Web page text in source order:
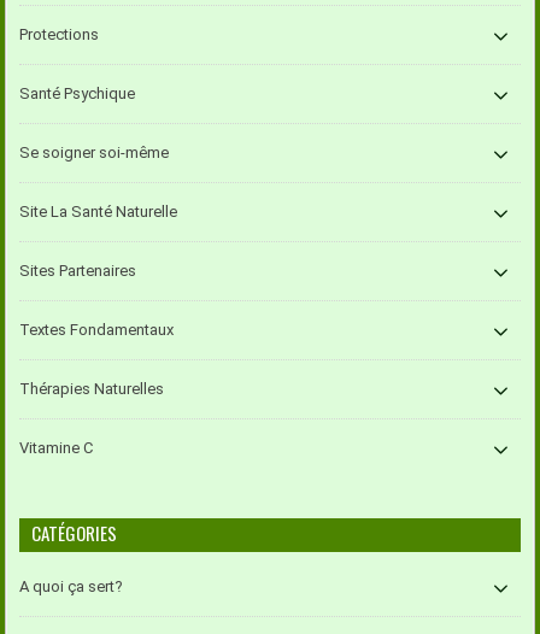
Protections
Santé Psychique
Se soigner soi-même
Site La Santé Naturelle
Sites Partenaires
Textes Fondamentaux
Thérapies Naturelles
Vitamine C
CATÉGORIES
A quoi ça sert?